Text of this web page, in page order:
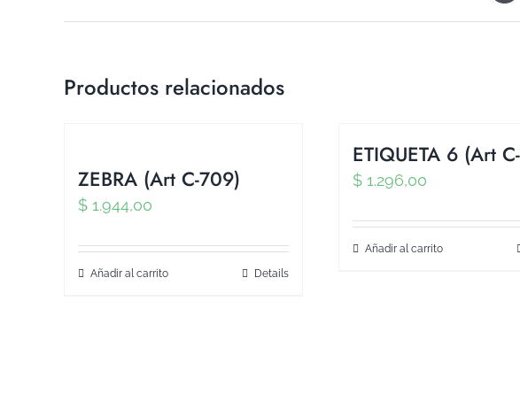
Productos relacionados
ZEBRA (Art C-709)
$ 1.944,00
Añadir al carrito Details
ETIQUETA 6 (Art
$ 1.296,00
Añadir al carrito